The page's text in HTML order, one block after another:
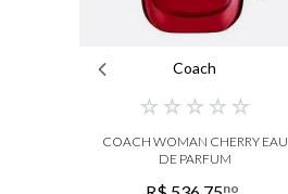
Coach
☆ ☆ ☆ ☆ ☆
COACH WOMAN CHERRY EAU
DE PARFUM
no